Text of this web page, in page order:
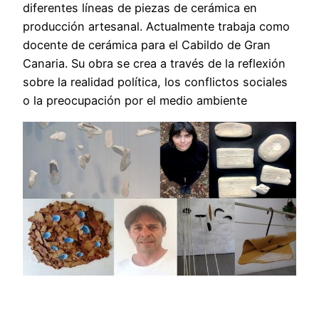
diferentes líneas de piezas de cerámica en
producción artesanal. Actualmente trabaja como
docente de cerámica para el Cabildo de Gran
Canaria. Su obra se crea a través de la reflexión
sobre la realidad política, los conflictos sociales
o la preocupación por el medio ambiente